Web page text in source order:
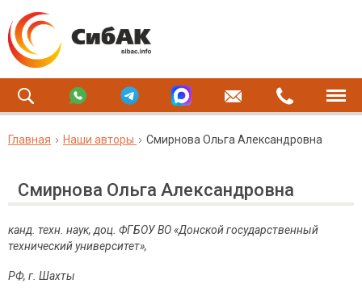
Главная Наши авторы Смирнова Ольга Александровна
Смирнова Ольга Александровна
канд. техн. наук, доц. ФГБОУ ВО «Донской государственный
технический университет»,
РФ, г. Шахты